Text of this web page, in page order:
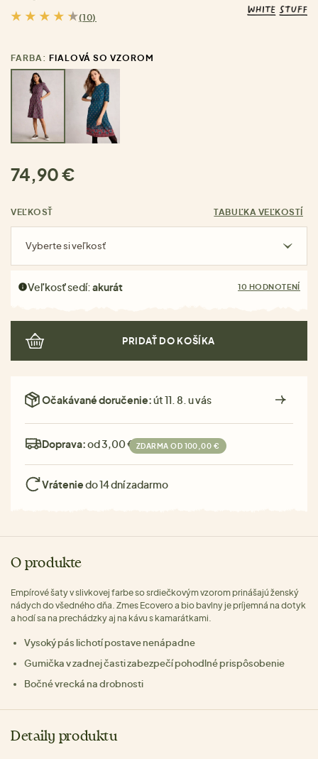
(10)
FARBA: FIALOVÁ SO VZOROM
74,90 €
VEĽKOSŤ TABUĽKA VEĽKOSTÍ
Vyberte si veľkosť
Veľkosť sedí:akurát 10 HODNOTENÍ
PRIDAŤ DO KOŠÍKA
Očakávané doručenie:út 11. 8. u vás
Doprava:od 3,00 € ZDARMA OD 100,00 €
Vráteniedo 14 dní zadarmo
O produkte
Empírové šaty v slivkovej farbe so srdiečkovým vzorom prinášajú ženský
nádych do všedného dňa. Zmes Ecovero a bio bavlny je príjemná na dotyk
a hodí sa na prechádzky aj na kávu s kamarátkami.
Vysoký pás lichotí postave nenápadne
Gumička v zadnej časti zabezpečí pohodlné prispôsobenie
Bočné vrecká na drobnosti
Detaily produktu